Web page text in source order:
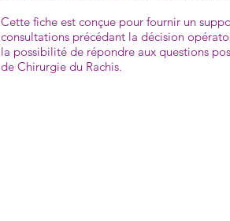
Cette fiche est conçue pour fournir un
consultations précédant la décision
la possibilité de répondre aux questions
de Chirurgie du Rachis.